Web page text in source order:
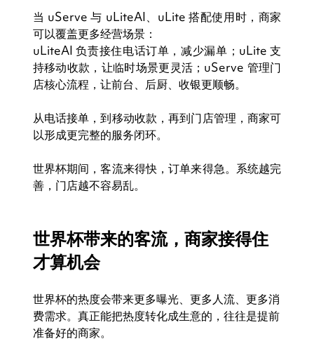
当 uServe 与 uLiteAI、uLite 搭配使用时，商家
可以覆盖更多经营场景：
uLiteAI 负责接住电话订单，减少漏单；uLite 支
持移动收款，让临时场景更灵活；uServe 管理门
店核心流程，让前台、后厨、收银更顺畅。
从电话接单，到移动收款，再到门店管理，商家可
以形成更完整的服务闭环。
世界杯期间，客流来得快，订单来得急。系统越完
善，门店越不容易乱。
世界杯带来的客流，商家接得住
才算机会
世界杯的热度会带来更多曝光、更多人流、更多消
费需求。真正能把热度转化成生意的，往往是提前
准备好的商家。